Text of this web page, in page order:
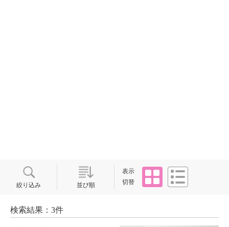
絞り込み 並び順
表示
切替
タイル
検索結果：3件